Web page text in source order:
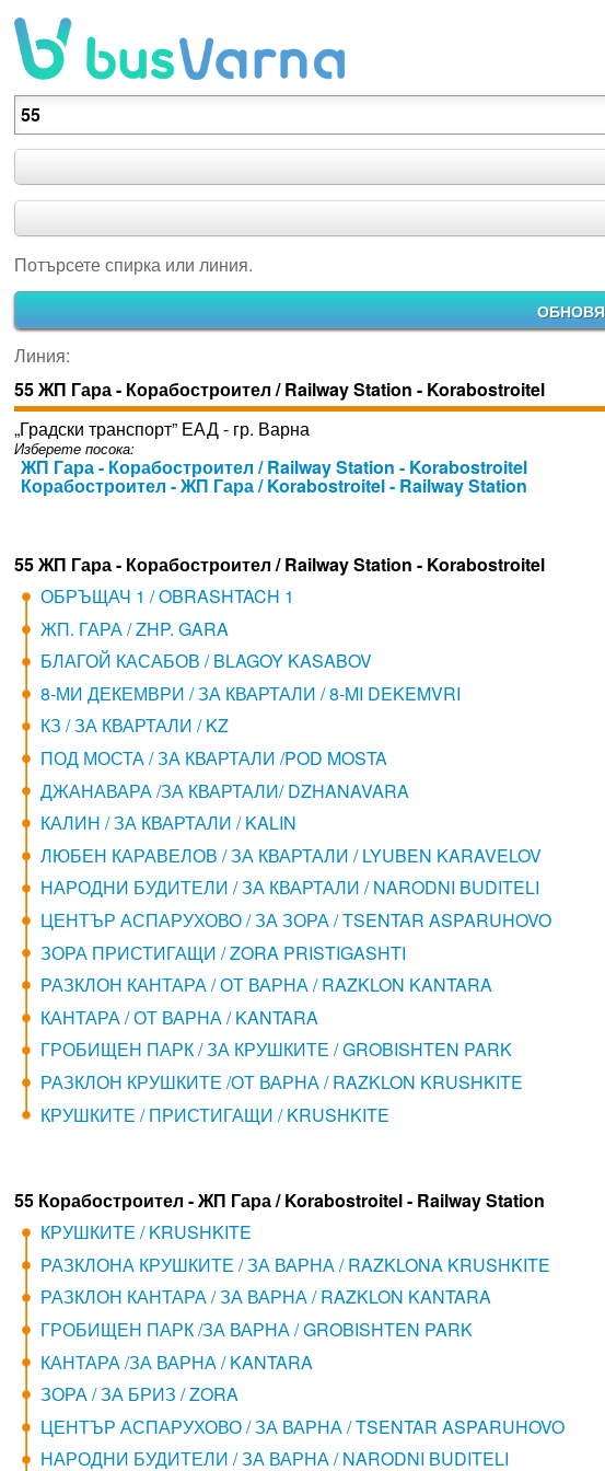
Потърсете спирка или линия.
Потърсете спирка или линия.
Линия:
55 ЖП Гара - Корабостроител / Railway Station - Korabostroitel
„Градски транспорт” ЕАД - гр. Варна
Изберете посока:
ЖП Гара - Корабостроител / Railway Station - Korabostroitel
Корабостроител - ЖП Гара / Korabostroitel - Railway Station
55 ЖП Гара - Корабостроител / Railway Station - Korabostroitel
ОБРЪЩАЧ 1 / OBRASHTACH 1
ЖП. ГАРА / ZHP. GARA
БЛАГОЙ КАСАБОВ / BLAGOY KASABOV
8-МИ ДЕКЕМВРИ / ЗА КВАРТАЛИ / 8-MI DEKEMVRI
КЗ / ЗА КВАРТАЛИ / KZ
ПОД МОСТА / ЗА КВАРТАЛИ /POD MOSTA
ДЖАНАВАРА /ЗА КВАРТАЛИ/ DZHANAVARA
КАЛИН / ЗА КВАРТАЛИ / KALIN
ЛЮБЕН КАРАВЕЛОВ / ЗА КВАРТАЛИ / LYUBEN KARAVELOV
НАРОДНИ БУДИТЕЛИ / ЗА КВАРТАЛИ / NARODNI BUDITELI
ЦЕНТЪР АСПАРУХОВО / ЗА ЗОРА / TSENTAR ASPARUHOVO
ЗОРА ПРИСТИГАЩИ / ZORA PRISTIGASHTI
РАЗКЛОН КАНТАРА / ОТ ВАРНА / RAZKLON KANTARA
КАНТАРА / ОТ ВАРНА / KANTARA
ГРОБИЩЕН ПАРК / ЗА КРУШКИТЕ / GROBISHTEN PARK
РАЗКЛОН КРУШКИТЕ /ОТ ВАРНА / RAZKLON KRUSHKITE
КРУШКИТЕ / ПРИСТИГАЩИ / KRUSHKITE
55 Корабостроител - ЖП Гара / Korabostroitel - Railway Station
КРУШКИТЕ / KRUSHKITE
РАЗКЛОНА КРУШКИТЕ / ЗА ВАРНА / RAZKLONA KRUSHKITE
РАЗКЛОН КАНТАРА / ЗА ВАРНА / RAZKLON KANTARA
ГРОБИЩЕН ПАРК /ЗА ВАРНА / GROBISHTEN PARK
КАНТАРА /ЗА ВАРНА / KANTARA
ЗОРА / ЗА БРИЗ / ZORA
ЦЕНТЪР АСПАРУХОВО / ЗА ВАРНА / TSENTAR ASPARUHOVO
НАРОДНИ БУДИТЕЛИ / ЗА ВАРНА / NARODNI BUDITELI